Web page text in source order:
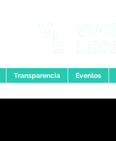
Transparencia Eventos